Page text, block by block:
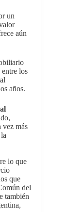
un
aún
entre los
años.
vez más
lo que
que
del
también